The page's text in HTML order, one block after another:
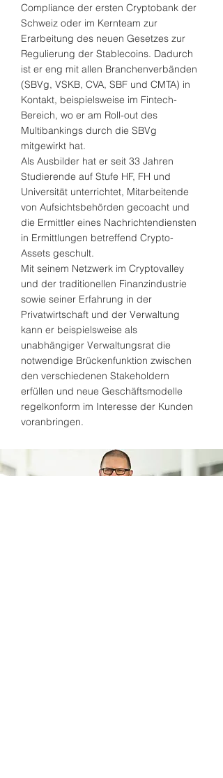
Compliance der ersten Cryptobank der
Schweiz oder im Kernteam zur
Erarbeitung des neuen Gesetzes zur
Regulierung der Stablecoins. Dadurch
ist er eng mit allen Branchenverbänden
(SBVg, VSKB, CVA, SBF und CMTA) in
Kontakt, beispielsweise im Fintech-
Bereich, wo er am Roll-out des
Multibankings durch die SBVg
mitgewirkt hat.
Als Ausbilder hat er seit 33 Jahren
Studierende auf Stufe HF, FH und
Universität unterrichtet, Mitarbeitende
von Aufsichtsbehörden gecoacht und
die Ermittler eines Nachrichtendiensten
in Ermittlungen betreffend Crypto-
Assets geschult.
Mit seinem Netzwerk im Cryptovalley
und der traditionellen Finanzindustrie
sowie seiner Erfahrung in der
Privatwirtschaft und der Verwaltung
kann er beispielsweise als
unabhängiger Verwaltungsrat die
notwendige Brückenfunktion zwischen
den verschiedenen Stakeholdern
erfüllen und neue Geschäftsmodelle
regelkonform im Interesse der Kunden
voranbringen.